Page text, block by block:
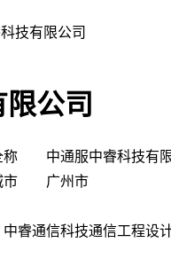
技有限公司
公司
称
中通服中睿科技有
市
广州市
睿通信科技通信工程设